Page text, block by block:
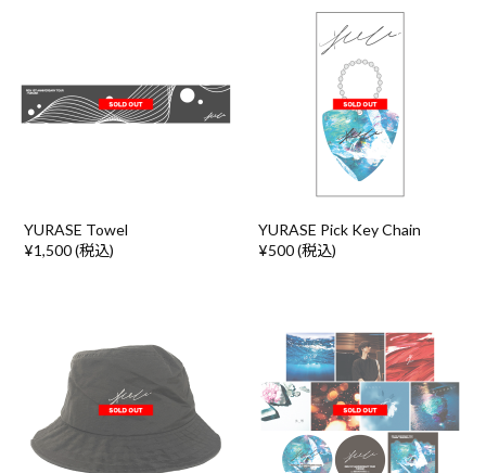
YURASE Towel
¥1,500 (税込)
YURASE Pick Key Chain
¥500 (税込)